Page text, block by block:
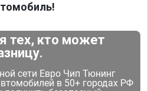
тех, кто может
сети Евро Чип Тюнинг
в 50+ городах РФ